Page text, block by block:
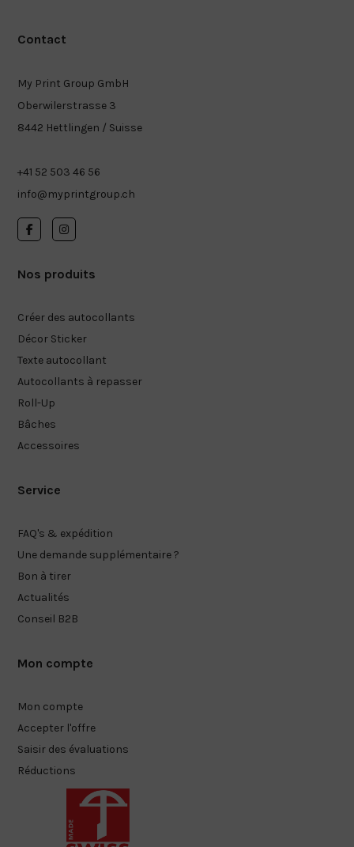
Contact
My Print Group GmbH
Oberwilerstrasse 3
8442 Hettlingen / Suisse
+41 52 503 46 56
info@myprintgroup.ch
Nos produits
Créer des autocollants
Décor Sticker
Texte autocollant
Autocollants à repasser
Roll-Up
Bâches
Accessoires
Service
FAQ's & expédition
Une demande supplémentaire ?
Bon à tirer
Actualités
Conseil B2B
Mon compte
Mon compte
Accepter l'offre
Saisir des évaluations
Réductions